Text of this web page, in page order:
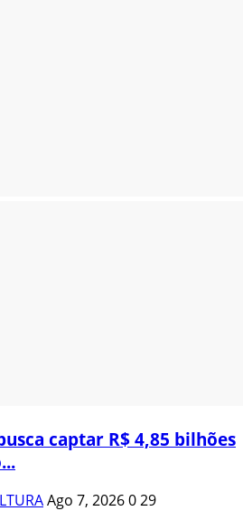
captar R$ 4,85 bilhões
Ago 7, 2026029